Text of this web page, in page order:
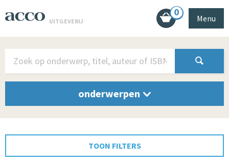
UITGEVERIJ
0
Menu
onderwerpen
TOON FILTERS